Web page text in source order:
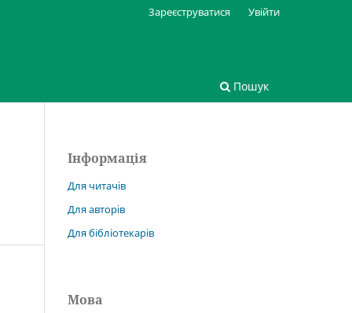
Пошук
Зареєструватися Увійти
Інформація
Для читачів
Для авторів
Для бібліотекарів
Мова